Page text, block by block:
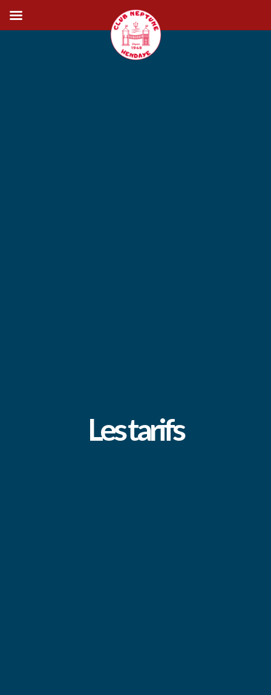
Les tarifs